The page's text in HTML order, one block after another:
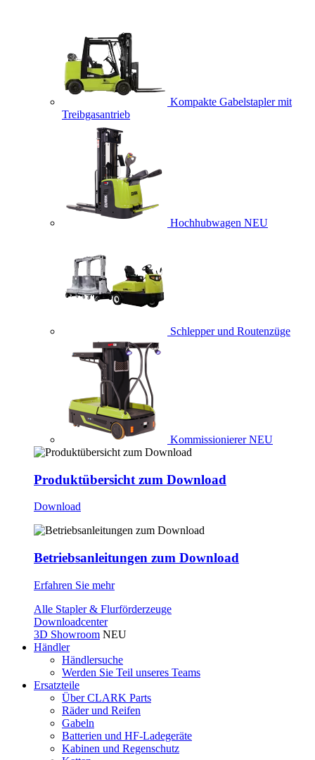
Kompakte Gabelstapler mit
Treibgasantrieb
Hochhubwagen NEU
Schlepper und Routenzüge
Kommissionierer NEU
Produktübersicht zum Download
Download
Betriebsanleitungen zum Download
Erfahren Sie mehr
Alle Stapler & Flurförderzeuge
Downloadcenter
3D Showroom NEU
Händler
Händlersuche
Werden Sie Teil unseres Teams
Ersatzteile
Über CLARK Parts
Räder und Reifen
Gabeln
Batterien und HF-Ladegeräte
Kabinen und Regenschutz